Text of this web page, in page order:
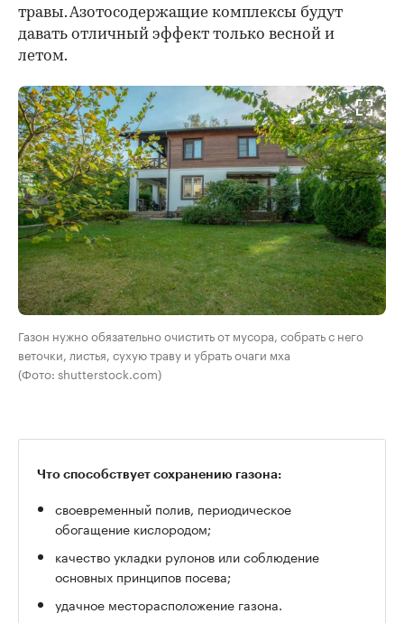
травы. Азотосодержащие комплексы будут
давать отличный эффект только весной и
летом.
Газон нужно обязательно очистить от мусора, собрать с него
веточки, листья, сухую траву и убрать очаги мха
(Фото: shutterstock.com)
Что способствует сохранению газона:
своевременный полив, периодическое
обогащение кислородом;
качество укладки рулонов или соблюдение
основных принципов посева;
удачное месторасположение газона.